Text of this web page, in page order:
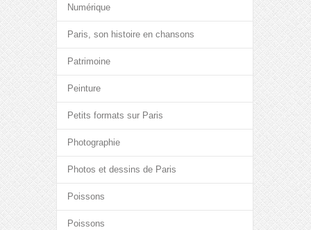
Numérique
Paris, son histoire en chansons
Patrimoine
Peinture
Petits formats sur Paris
Photographie
Photos et dessins de Paris
Poissons
Poissons